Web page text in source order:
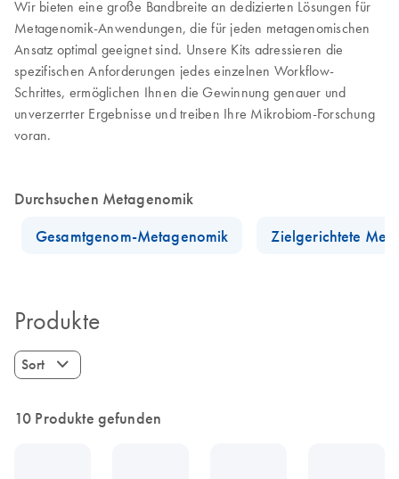
Wir bieten eine große Bandbreite an dedizierten Lösungen für
Metagenomik-Anwendungen, die für jeden metagenomischen
Ansatz optimal geeignet sind. Unsere Kits adressieren die
spezifischen Anforderungen jedes einzelnen Workflow-
Schrittes, ermöglichen Ihnen die Gewinnung genauer und
unverzerrter Ergebnisse und treiben Ihre Mikrobiom-Forschung
voran.
Durchsuchen Metagenomik
Gesamtgenom-Metagenomik
Zielgerichtete
Produkte
Sort
10 Produkte gefunden